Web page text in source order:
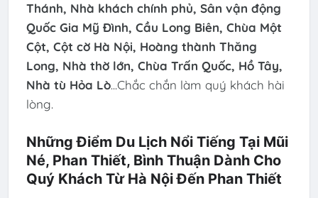
Thánh, Nhà khách chính phủ, Sân vận động
Quốc Gia Mỹ Đình, Cầu Long Biên, Chùa Một
Cột, Cột cờ Hà Nội, Hoàng thành Thăng
Long, Nhà thờ lớn, Chùa Trấn Quốc, Hồ Tây,
Nhà tù Hỏa Lò...Chắc chắn làm quý khách hài
lòng.
Những Điểm Du Lịch Nổi Tiếng Tại Mũi
Né, Phan Thiết, Bình Thuận Dành Cho
Quý Khách Từ Hà Nội Đến Phan Thiết